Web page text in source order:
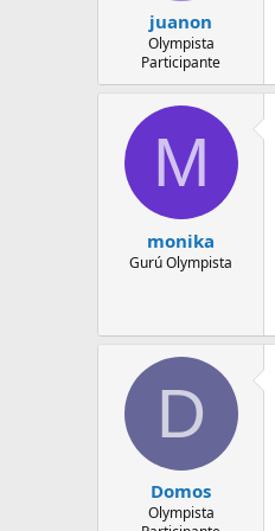
juanon
Olympista
Participante
M
monika
Gurú Olympista
D
Domos
Olympista